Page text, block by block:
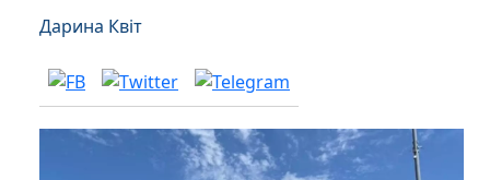
Дарина Квіт